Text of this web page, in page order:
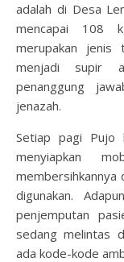
adalah di Desa
mencapai 108
merupakan jenis
menjadi supir
penanggung
jenazah.
Setiap pagi Pujo
menyiapkan
membersihkannya
digunakan.
penjemputan
sedang melintas
ada kode-kode